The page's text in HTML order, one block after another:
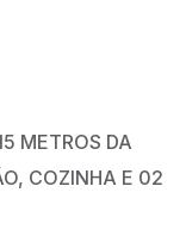
METROS DA
COZINHA E 02